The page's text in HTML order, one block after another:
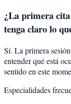
¿La primera
tenga claro lo
Sí. La primera
entender qué está
sentido en este
Especialidades